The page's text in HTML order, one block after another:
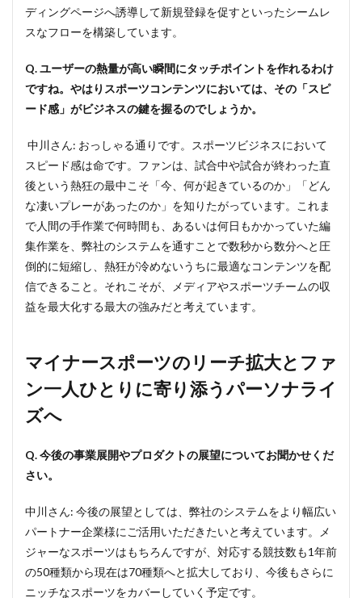
ディングページへ誘導して新規登録を促すといったシームレ
スなフローを構築しています。
Q. ユーザーの熱量が高い瞬間にタッチポイントを作れるわけ
ですね。やはりスポーツコンテンツにおいては、その「スピ
ード感」がビジネスの鍵を握るのでしょうか。
中川さん: おっしゃる通りです。スポーツビジネスにおいて
スピード感は命です。ファンは、試合中や試合が終わった直
後という熱狂の最中こそ「今、何が起きているのか」「どん
な凄いプレーがあったのか」を知りたがっています。これま
で人間の手作業で何時間も、あるいは何日もかかっていた編
集作業を、弊社のシステムを通すことで数秒から数分へと圧
倒的に短縮し、熱狂が冷めないうちに最適なコンテンツを配
信できること。それこそが、メディアやスポーツチームの収
益を最大化する最大の強みだと考えています。
マイナースポーツのリーチ拡大とファ
ン一人ひとりに寄り添うパーソナライ
ズへ
Q. 今後の事業展開やプロダクトの展望についてお聞かせくだ
さい。
中川さん: 今後の展望としては、弊社のシステムをより幅広い
パートナー企業様にご活用いただきたいと考えています。メ
ジャーなスポーツはもちろんですが、対応する競技数も1年前
の50種類から現在は70種類へと拡大しており、今後もさらに
ニッチなスポーツをカバーしていく予定です。